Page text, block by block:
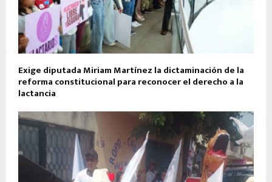
Exige diputada Miriam Martínez la dictaminación de la
reforma constitucional para reconocer el derecho a la
lactancia